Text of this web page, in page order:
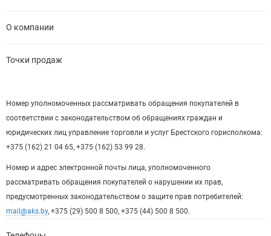
О компании
Точки продаж
Номер уполномоченных рассматривать обращения покупателей в
соответствии с законодательством об обращениях граждан и
юридических лиц управление торговли и услуг Брестского горисполкома:
+375 (162) 21 04 65, +375 (162) 53 99 28.
Номер и адрес электронной почты лица, уполномоченного
рассматривать обращения покупателей о нарушении их прав,
предусмотренных законодательством о защите прав потребителей:
mail@aks.by, +375 (29) 500 8 500, +375 (44) 500 8 500.